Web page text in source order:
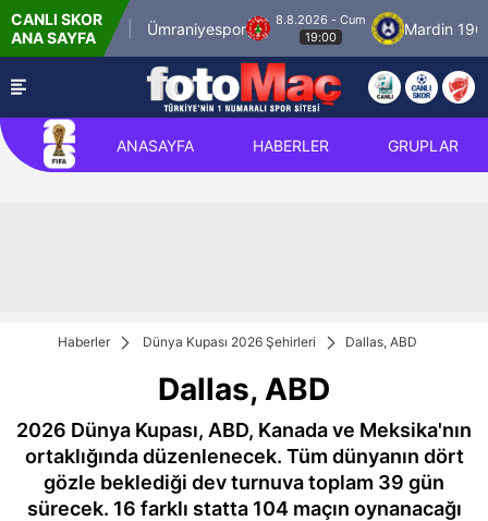
CANLI SKOR
ANA SAYFA
İstanbulspor Ümraniyespor
8.8.2026 - Cum
19:00
Mardin 1969
ANASAYFA HABERLER GRUPLAR
Haberler Dünya Kupası 2026 Şehirleri Dallas, ABD
Dallas, ABD
2026 Dünya Kupası, ABD, Kanada ve Meksika'nın
ortaklığında düzenlenecek. Tüm dünyanın dört
gözle beklediği dev turnuva toplam 39 gün
sürecek. 16 farklı statta 104 maçın oynanacağı